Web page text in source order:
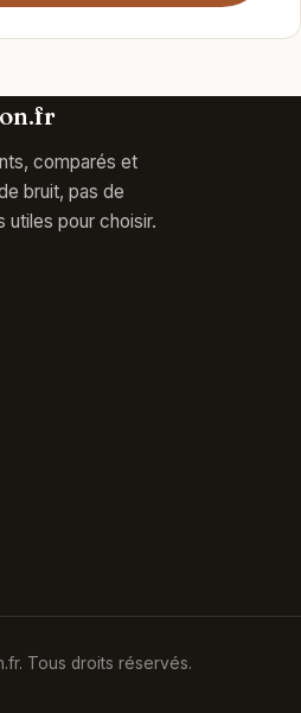
comparés et
bruit, pas de
utiles pour choisir.
Tous droits réservés.